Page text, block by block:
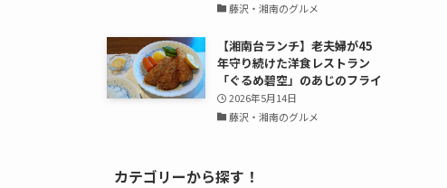
藤沢・湘南のグルメ
【湘南台ランチ】老夫婦が45
年守り続けた洋食レストラン
「ぐるめ碧空」のあじのフライ
2026年5月14日
藤沢・湘南のグルメ
カテゴリーから探す！